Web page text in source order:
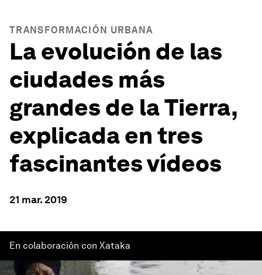
TRANSFORMACIÓN URBANA
La evolución de las
ciudades más
grandes de la Tierra,
explicada en tres
fascinantes vídeos
21 mar. 2019
En colaboración con Xataka